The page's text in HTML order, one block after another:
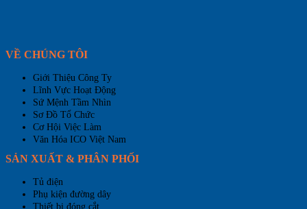
VỀ CHÚNG TÔI
Giới Thiệu Công Ty
Lĩnh Vực Hoạt Động
Sứ Mệnh Tầm Nhìn
Sơ Đồ Tổ Chức
Cơ Hội Việc Làm
Văn Hóa ICO Việt Nam
SẢN XUẤT & PHÂN PHỐI
Tủ điện
Phụ kiện đường dây
Thiết bị đóng cắt